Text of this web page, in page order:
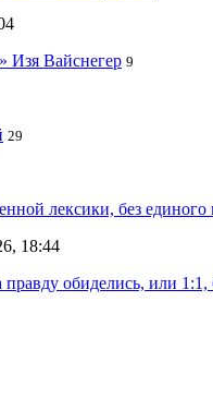
Изя Вайснегер 9
29
лексики, без единого
18:44
обиделись, или 1:1,